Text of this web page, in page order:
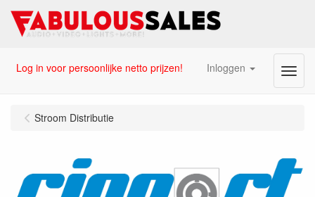
Log in voor persoonlijke netto prijzen! Inloggen Menu
Stroom Distributie